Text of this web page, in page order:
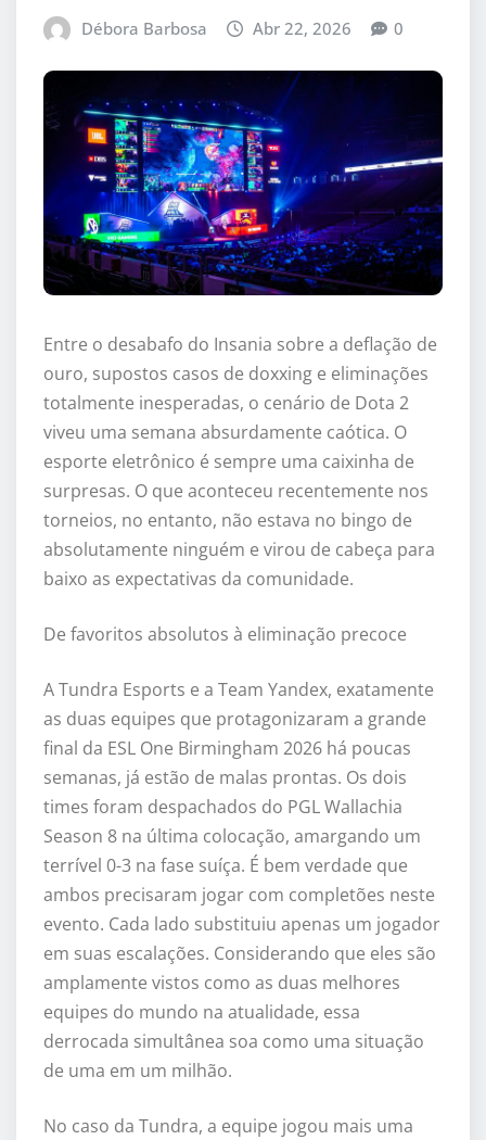
Débora Barbosa Abr 22, 2026 0
Entre o desabafo do Insania sobre a deflação de
ouro, supostos casos de doxxing e eliminações
totalmente inesperadas, o cenário de Dota 2
viveu uma semana absurdamente caótica. O
esporte eletrônico é sempre uma caixinha de
surpresas. O que aconteceu recentemente nos
torneios, no entanto, não estava no bingo de
absolutamente ninguém e virou de cabeça para
baixo as expectativas da comunidade.
De favoritos absolutos à eliminação precoce
A Tundra Esports e a Team Yandex, exatamente
as duas equipes que protagonizaram a grande
final da ESL One Birmingham 2026 há poucas
semanas, já estão de malas prontas. Os dois
times foram despachados do PGL Wallachia
Season 8 na última colocação, amargando um
terrível 0-3 na fase suíça. É bem verdade que
ambos precisaram jogar com completões neste
evento. Cada lado substituiu apenas um jogador
em suas escalações. Considerando que eles são
amplamente vistos como as duas melhores
equipes do mundo na atualidade, essa
derrocada simultânea soa como uma situação
de uma em um milhão.
No caso da Tundra, a equipe jogou mais uma